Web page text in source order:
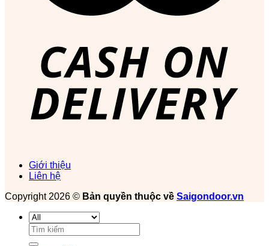
Giới thiệu
Liên hệ
Copyright 2026 © Bản quyền thuộc về Saigondoor.vn
Tìm
kiếm: